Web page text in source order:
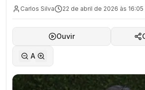
Carlos Silva 22 de abril de 2026 às 16:05
Ouvir
A